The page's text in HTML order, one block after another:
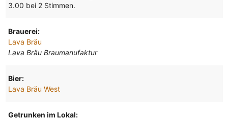
3.00 bei 2 Stimmen.
Brauerei:
Lava Bräu
Lava Bräu Braumanufaktur
Bier:
Lava Bräu West
Getrunken im Lokal: